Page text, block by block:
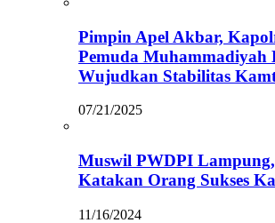
Pimpin Apel Akbar,
Pemuda Muhammadiyah
Wujudkan Stabilitas
07/21/2025
Muswil PWDPI
Katakan Orang Sukses
11/16/2024